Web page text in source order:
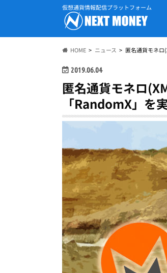
仮想通貨情報配信プラットフォーム
HOME ニュース 匿名通貨モネロ
2019.06.04
匿名通貨モネロ
「RandomX」を